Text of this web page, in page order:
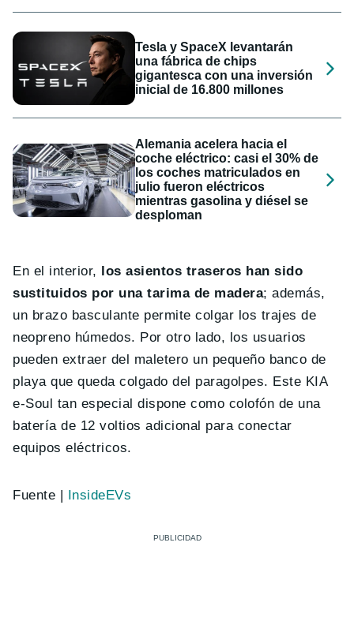
Tesla y SpaceX levantarán
una fábrica de chips
gigantesca con una inversión
inicial de 16.800 millones
Alemania acelera hacia el
coche eléctrico: casi el 30% de
los coches matriculados en
julio fueron eléctricos
mientras gasolina y diésel se
desploman
En el interior,
los asientos traseros han sido
sustituidos por una tarima de madera; además,
un brazo basculante permite colgar los trajes de
neopreno húmedos. Por otro lado, los usuarios
pueden extraer del maletero un pequeño banco de
playa que queda colgado del paragolpes. Este KIA
e-Soul tan especial dispone como colofón de una
batería de 12 voltios adicional para conectar
equipos eléctricos.
Fuente | InsideEVs